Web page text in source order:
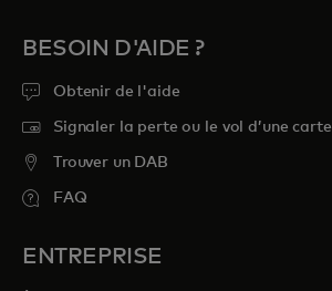
BESOIN D'AIDE ?
Obtenir de l'aide
Signaler la perte ou le vol d’une carte
Trouver un DAB
FAQ
ENTREPRISE